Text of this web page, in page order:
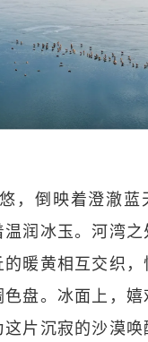
，倒映着澄澈蓝
温润冰玉。河湾之
的暖黄相互交织，
色盘。冰面上，嬉
这片沉寂的沙漠唤